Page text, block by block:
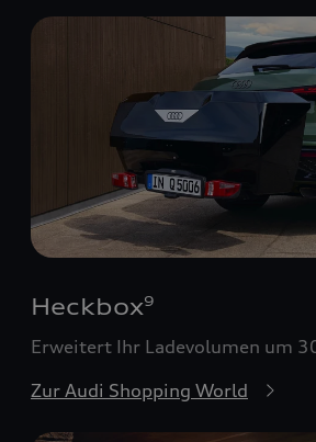
Heckbox9
Erweitert Ihr Ladevolumen um
Zur Audi Shopping World